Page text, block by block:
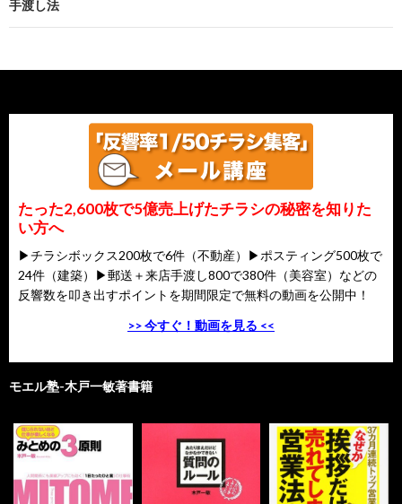
手渡し法
たった2,600枚で5億売上げたチラシの秘密を知りた
い方へ
▶チラシボックス200枚で6件（不動産）▶ポスティング500枚で
24件（建築）▶郵送＋来店手渡し800で380件（美容室）などの
反響数を叩き出すポイントを期間限定で無料の動画を公開中！
>> 今すぐ！動画を見る <<
モエル塾-木戸一敏著書籍